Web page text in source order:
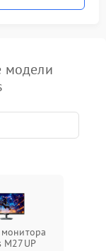
модели
M27UP